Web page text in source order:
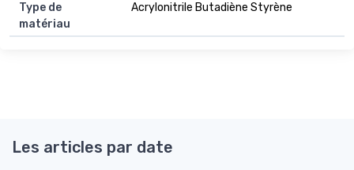
Type de
matériau
Acrylonitrile Butadiène Styrène
Les articles par date